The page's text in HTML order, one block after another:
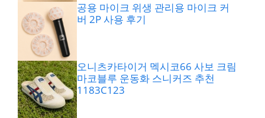
공용 마이크 위생 관리용 마이크 커
버 2P 사용 후기
오니츠카타이거 멕시코66 사보 크림
마코블루 운동화 스니커즈 추천
1183C123